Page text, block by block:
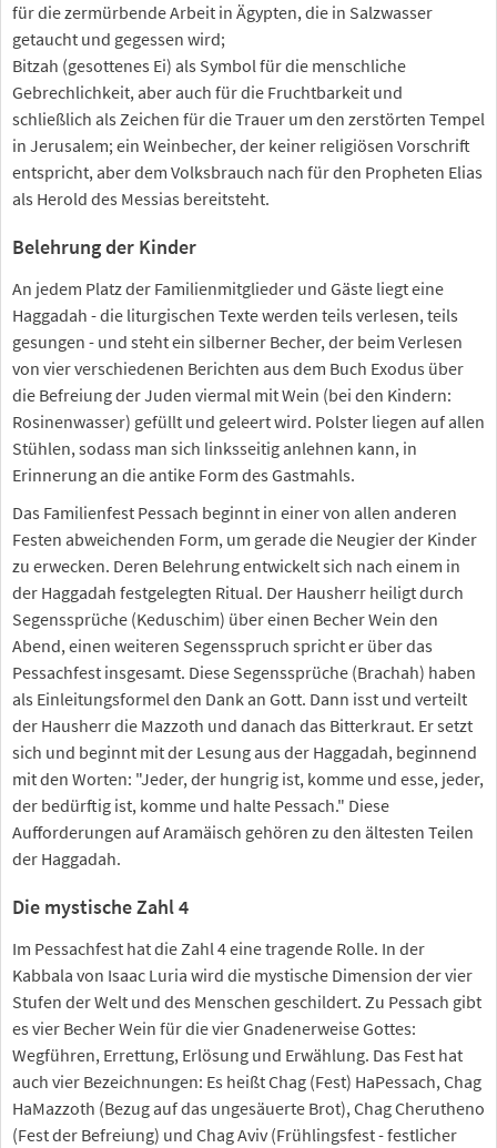
für die zermürbende Arbeit in Ägypten, die in Salzwasser
getaucht und gegessen wird;
Bitzah (gesottenes Ei) als Symbol für die menschliche
Gebrechlichkeit, aber auch für die Fruchtbarkeit und
schließlich als Zeichen für die Trauer um den zerstörten Tempel
in Jerusalem; ein Weinbecher, der keiner religiösen Vorschrift
entspricht, aber dem Volksbrauch nach für den Propheten Elias
als Herold des Messias bereitsteht.
Belehrung der Kinder
An jedem Platz der Familienmitglieder und Gäste liegt eine
Haggadah - die liturgischen Texte werden teils verlesen, teils
gesungen - und steht ein silberner Becher, der beim Verlesen
von vier verschiedenen Berichten aus dem Buch Exodus über
die Befreiung der Juden viermal mit Wein (bei den Kindern:
Rosinenwasser) gefüllt und geleert wird. Polster liegen auf allen
Stühlen, sodass man sich linksseitig anlehnen kann, in
Erinnerung an die antike Form des Gastmahls.
Das Familienfest Pessach beginnt in einer von allen anderen
Festen abweichenden Form, um gerade die Neugier der Kinder
zu erwecken. Deren Belehrung entwickelt sich nach einem in
der Haggadah festgelegten Ritual. Der Hausherr heiligt durch
Segenssprüche (Keduschim) über einen Becher Wein den
Abend, einen weiteren Segensspruch spricht er über das
Pessachfest insgesamt. Diese Segenssprüche (Brachah) haben
als Einleitungsformel den Dank an Gott. Dann isst und verteilt
der Hausherr die Mazzoth und danach das Bitterkraut. Er setzt
sich und beginnt mit der Lesung aus der Haggadah, beginnend
mit den Worten: "Jeder, der hungrig ist, komme und esse, jeder,
der bedürftig ist, komme und halte Pessach." Diese
Aufforderungen auf Aramäisch gehören zu den ältesten Teilen
der Haggadah.
Die mystische Zahl 4
Im Pessachfest hat die Zahl 4 eine tragende Rolle. In der
Kabbala von Isaac Luria wird die mystische Dimension der vier
Stufen der Welt und des Menschen geschildert. Zu Pessach gibt
es vier Becher Wein für die vier Gnadenerweise Gottes:
Wegführen, Errettung, Erlösung und Erwählung. Das Fest hat
auch vier Bezeichnungen: Es heißt Chag (Fest) HaPessach, Chag
HaMazzoth (Bezug auf das ungesäuerte Brot), Chag Cherutheno
(Fest der Befreiung) und Chag Aviv (Frühlingsfest - festlicher